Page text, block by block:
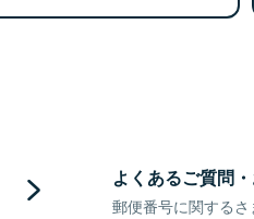
よくあるご質問
郵便番号に関するさ